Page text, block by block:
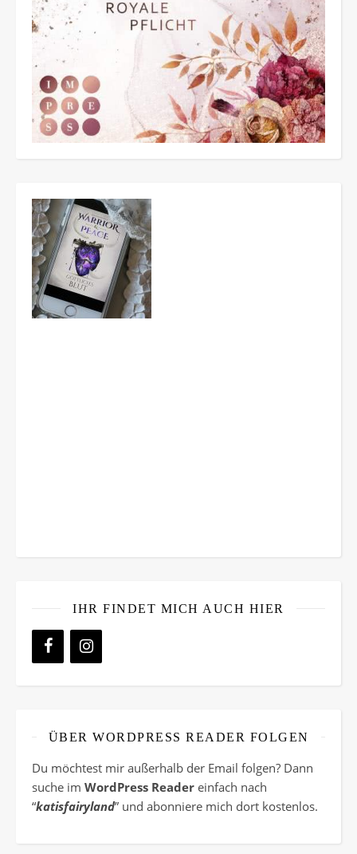
IHR FINDET MICH AUCH HIER
ÜBER WORDPRESS READER FOLGEN
Du möchtest mir außerhalb der Email folgen? Dann
suche im WordPress Reader einfach nach
“katisfairyland” und abonniere mich dort kostenlos.